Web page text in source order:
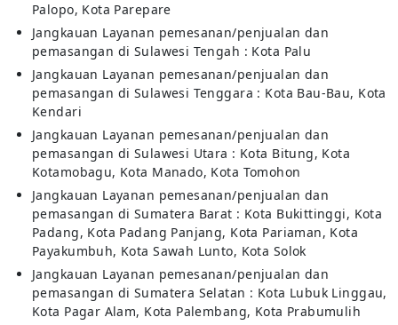
Palopo, Kota Parepare
Jangkauan Layanan pemesanan/penjualan dan
pemasangan di Sulawesi Tengah : Kota Palu
Jangkauan Layanan pemesanan/penjualan dan
pemasangan di Sulawesi Tenggara : Kota Bau-Bau, Kota
Kendari
Jangkauan Layanan pemesanan/penjualan dan
pemasangan di Sulawesi Utara : Kota Bitung, Kota
Kotamobagu, Kota Manado, Kota Tomohon
Jangkauan Layanan pemesanan/penjualan dan
pemasangan di Sumatera Barat : Kota Bukittinggi, Kota
Padang, Kota Padang Panjang, Kota Pariaman, Kota
Payakumbuh, Kota Sawah Lunto, Kota Solok
Jangkauan Layanan pemesanan/penjualan dan
pemasangan di Sumatera Selatan : Kota Lubuk Linggau,
Kota Pagar Alam, Kota Palembang, Kota Prabumulih